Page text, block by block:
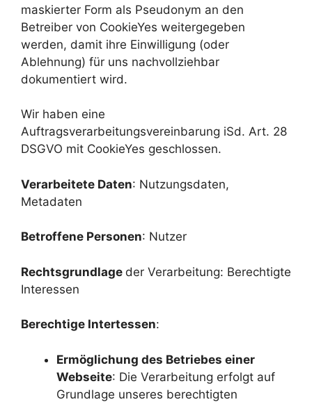
maskierter Form als Pseudonym an den
Betreiber von CookieYes weitergegeben
werden, damit ihre Einwilligung (oder
Ablehnung) für uns nachvollziehbar
dokumentiert wird.
Wir haben eine
Auftragsverarbeitungsvereinbarung iSd. Art. 28
DSGVO mit CookieYes geschlossen.
Verarbeitete Daten: Nutzungsdaten,
Metadaten
Betroffene Personen: Nutzer
Rechtsgrundlage der Verarbeitung: Berechtigte
Interessen
Berechtige Intertessen:
Ermöglichung des Betriebes einer
Webseite: Die Verarbeitung erfolgt auf
Grundlage unseres berechtigten